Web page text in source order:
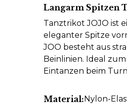
Langarm Spitzen
Tanztrikot JOJO ist
eleganter Spitze
JOO besteht aus
Beinlinien. Ideal
Eintanzen beim
Material:Nylon-